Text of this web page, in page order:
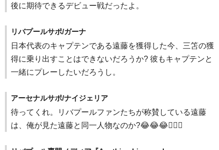
後に期待できるデビュー戦だったよ。
リバプールサポ/ガーナ
日本代表のキャプテンである遠藤を獲得した今、三笘の獲
得に乗り出すことはできないだろうか? 彼もキャプテンと
一緒にプレーしたいだろうし。
アーセナルサポ/ナイジェリア
待ってくれ。リバプールファンたちが称賛している遠藤
は、俺が見た遠藤と同一人物なのか?😂😂😂🤦🏿‍♂️